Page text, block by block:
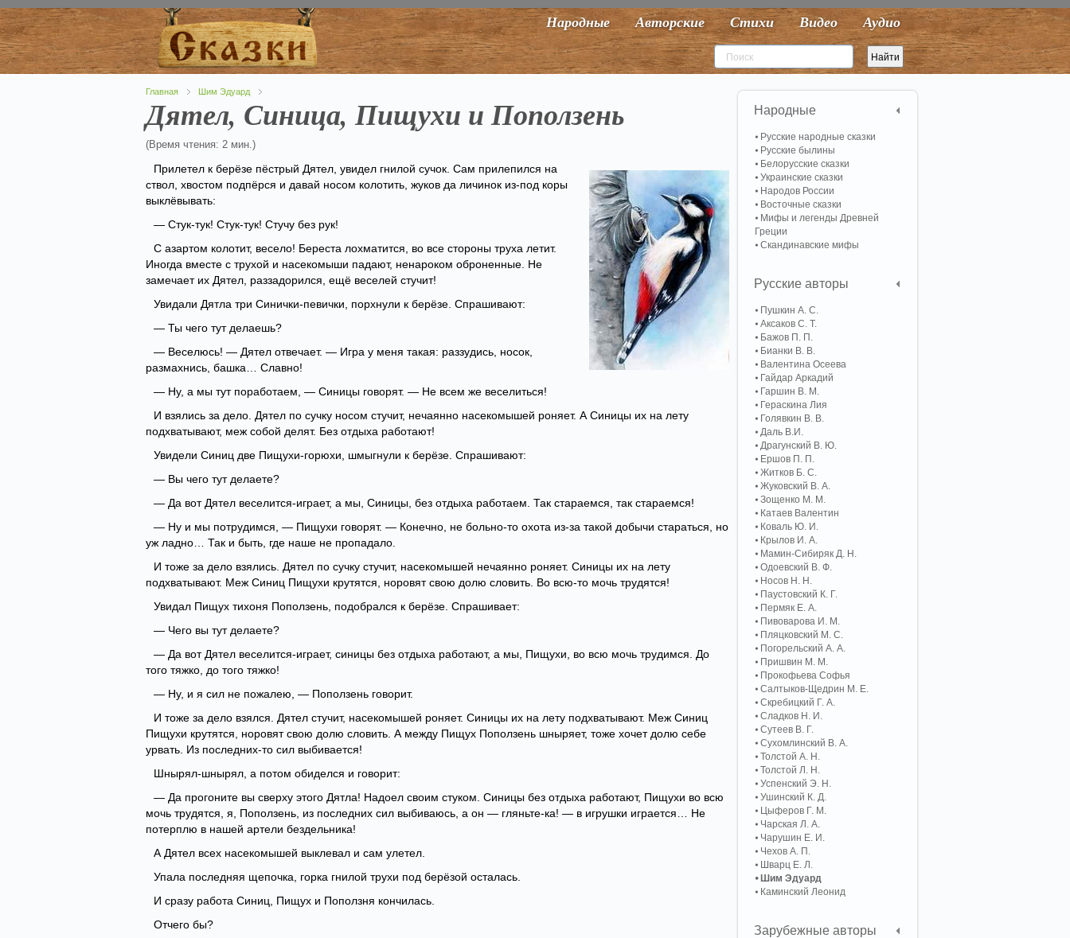
Народные Авторские Стихи Видео Аудио
Главная Шим Эдуард
Дятел, Синица, Пищухи и Поползень
(Время чтения: 2 мин.)
Прилетел к берёзе пёстрый Дятел, увидел гнилой сучок. Сам прилепился на
ствол, хвостом подпёрся и давай носом колотить, жуков да личинок из-под коры
выклёвывать:
— Стук-тук! Стук-тук! Стучу без рук!
С азартом колотит, весело! Береста лохматится, во все стороны труха летит.
Иногда вместе с трухой и насекомыши падают, ненароком оброненные. Не
замечает их Дятел, раззадорился, ещё веселей стучит!
Увидали Дятла три Синички-певички, порхнули к берёзе. Спрашивают:
— Ты чего тут делаешь?
— Веселюсь! — Дятел отвечает. — Игра у меня такая: раззудись, носок,
размахнись, башка… Славно!
— Ну, а мы тут поработаем, — Синицы говорят. — Не всем же веселиться!
И взялись за дело. Дятел по сучку носом стучит, нечаянно насекомышей роняет. А Синицы их на лету
подхватывают, меж собой делят. Без отдыха работают!
Увидели Синиц две Пищухи-горюхи, шмыгнули к берёзе. Спрашивают:
— Вы чего тут делаете?
— Да вот Дятел веселится-играет, а мы, Синицы, без отдыха работаем. Так стараемся, так стараемся!
— Ну и мы потрудимся, — Пищухи говорят. — Конечно, не больно-то охота из-за такой добычи стараться, но
уж ладно… Так и быть, где наше не пропадало.
И тоже за дело взялись. Дятел по сучку стучит, насекомышей нечаянно роняет. Синицы их на лету
подхватывают. Меж Синиц Пищухи крутятся, норовят свою долю словить. Во всю-то мочь трудятся!
Увидал Пищух тихоня Поползень, подобрался к берёзе. Спрашивает:
— Чего вы тут делаете?
— Да вот Дятел веселится-играет, синицы без отдыха работают, а мы, Пищухи, во всю мочь трудимся. До
того тяжко, до того тяжко!
— Ну, и я сил не пожалею, — Поползень говорит.
И тоже за дело взялся. Дятел стучит, насекомышей роняет. Синицы их на лету подхватывают. Меж Синиц
Пищухи крутятся, норовят свою долю словить. А между Пищух Поползень шныряет, тоже хочет долю себе
урвать. Из последних-то сил выбивается!
Шнырял-шнырял, а потом обиделся и говорит:
— Да прогоните вы сверху этого Дятла! Надоел своим стуком. Синицы без отдыха работают, Пищухи во всю
мочь трудятся, я, Поползень, из последних сил выбиваюсь, а он — гляньте-ка! — в игрушки играется… Не
потерплю в нашей артели бездельника!
А Дятел всех насекомышей выклевал и сам улетел.
Упала последняя щепочка, горка гнилой трухи под берёзой осталась.
И сразу работа Синиц, Пищух и Поползня кончилась.
Отчего бы?
Народные
Русские народные сказки
Русские былины
Белорусские сказки
Украинские сказки
Народов России
Восточные сказки
Мифы и легенды Древней
Греции
Скандинавские мифы
Русские авторы
Пушкин А. С.
Аксаков С. Т.
Бажов П. П.
Бианки В. В.
Валентина Осеева
Гайдар Аркадий
Гаршин В. М.
Гераскина Лия
Голявкин В. В.
Даль В.И.
Драгунский В. Ю.
Ершов П. П.
Житков Б. С.
Жуковский В. А.
Зощенко М. М.
Катаев Валентин
Коваль Ю. И.
Крылов И. А.
Мамин-Сибиряк Д. Н.
Одоевский В. Ф.
Носов Н. Н.
Паустовский К. Г.
Пермяк Е. А.
Пивоварова И. М.
Пляцковский М. С.
Погорельский А. A.
Пришвин М. М.
Прокофьева Софья
Салтыков-Щедрин М. Е.
Скребицкий Г. А.
Сладков Н. И.
Сутеев В. Г.
Сухомлинский В. А.
Толстой А. Н.
Толстой Л. Н.
Успенский Э. Н.
Ушинский К. Д.
Цыферов Г. М.
Чарская Л. А.
Чарушин Е. И.
Чехов А. П.
Шварц Е. Л.
Шим Эдуард
Каминский Леонид
Зарубежные авторы